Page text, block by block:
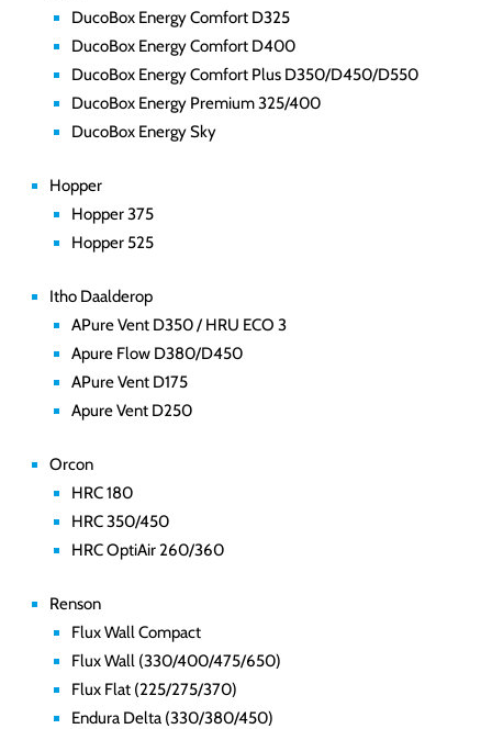
DucoBox Energy Comfort D325
DucoBox Energy Comfort D400
DucoBox Energy Comfort Plus D350/D450/D550
DucoBox Energy Premium 325/400
DucoBox Energy Sky
Hopper
Hopper 375
Hopper 525
Itho Daalderop
APure Vent D350 / HRU ECO 3
Apure Flow D380/D450
APure Vent D175
Apure Vent D250
Orcon
HRC 180
HRC 350/450
HRC OptiAir 260/360
Renson
Flux Wall Compact
Flux Wall (330/400/475/650)
Flux Flat (225/275/370)
Endura Delta (330/380/450)